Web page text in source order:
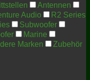
Antennen
Audio
R2 Series
Subwoofer
Marine
Marken
Zubehör